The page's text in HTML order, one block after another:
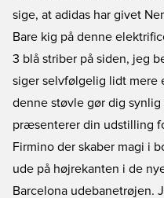
sige, at adidas har givet
Bare kig på denne
3 blå striber på siden, jeg
siger selvfølgelig lidt mere
denne støvle gør dig synlig
præsenterer din udstilling
Firmino der skaber magi i
ude på højrekanten i de
Barcelona udebanetrøjen.